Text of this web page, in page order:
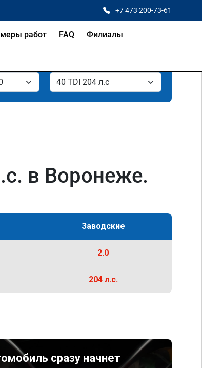
+7 473 200-73-61
работ FAQ Филиалы
в Воронеже.
Заводские
2.0
204 л.с.
сразу начнет